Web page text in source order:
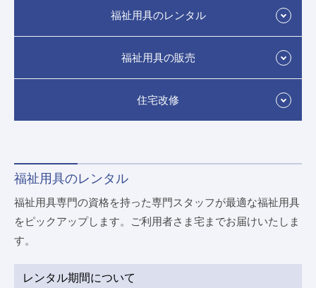
福祉用具のレンタル
福祉用具の販売
住宅改修
福祉用具のレンタル
福祉用具専門の資格を持った専門スタッフが最適な福祉用具
をピックアップします。ご利用者さま宅までお届けいたしま
す。
レンタル期間について